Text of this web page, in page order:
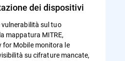
dei dispositivi
sul tuo
mappatura MITRE,
for Mobile monitora le
su cifrature mancate,